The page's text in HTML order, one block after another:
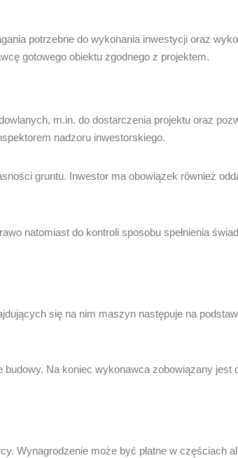
potrzebne do wykonania inwestycji oraz
gotowego obiektu zgodnego z projektem.
m.in. do dostarczenia projektu oraz
nadzoru inwestorskiego.
gruntu. Inwestor ma obowiązek również
natomiast do kontroli sposobu spełnienia
się na nim maszyn następuje na
Na koniec wykonawca zobowiązany jest
Wynagrodzenie może być płatne w częściach